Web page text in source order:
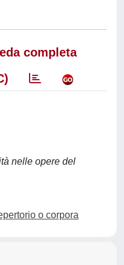
completa
nelle opere del
o corpora